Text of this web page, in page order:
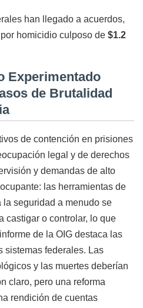
han llegado a acuerdos,
homicidio culposo de $1.2
Experimentado
de Brutalidad
de contención en prisiones
legal y de derechos
y demandas de alto
las herramientas de
seguridad a menudo se
castigar o controlar, lo que
de la OIG destaca las
sistemas federales. Las
y las muertes deberían
claro, pero una reforma
rendición de cuentas